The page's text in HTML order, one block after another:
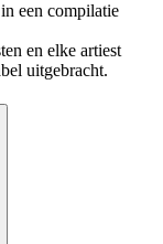
een compilatie
en elke artiest
uitgebracht.